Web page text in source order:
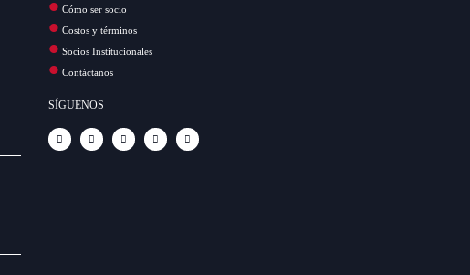
Cómo ser socio
Costos y términos
Socios Institucionales
Contáctanos
SÍGUENOS